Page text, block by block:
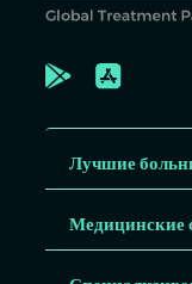
Лучшие
Медицинские